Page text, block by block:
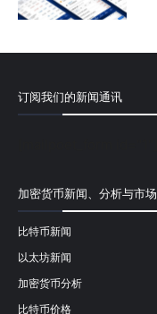
订阅我们的新闻通讯
加密货币新闻、分析与市场
比特币新闻
以太坊新闻
加密货币分析
比特币价格